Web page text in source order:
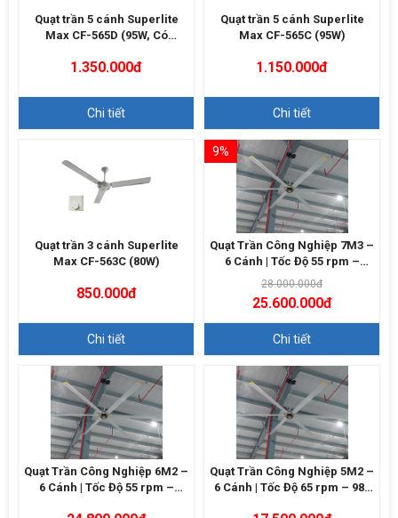
Quạt trần 5 cánh Superlite
Max CF-565D (95W, Có
1.350.000đ
Chi tiết
Quạt trần 5 cánh Superlite
Max CF-565C (95W)
1.150.000đ
Chi tiết
Quạt trần 3 cánh Superlite
Max CF-563C (80W)
850.000đ
Chi tiết
9%
Quạt Trần Công Nghiệp 7M3 –
6 Cánh | Tốc Độ 55 rpm –
13500m3/h
28.000.000đ
25.600.000đ
Chi tiết
Quạt Trần Công Nghiệp 6M2 –
6 Cánh | Tốc Độ 55 rpm –
Quạt Trần Công Nghiệp 5M2 –
6 Cánh | Tốc Độ 65 rpm – 980